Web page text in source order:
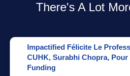
There's A Lot
Impactified Félicite Le
CUHK, Surabhi Chopra,
Funding